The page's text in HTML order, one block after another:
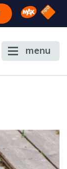
Omroep
NPO
menu